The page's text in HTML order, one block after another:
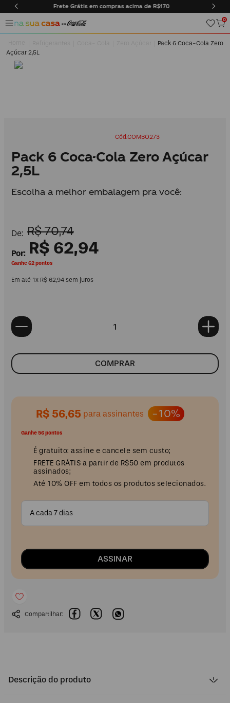
acima de R$170 Entregas somente na cidade do Rio
0
Pack 6 Coca-Cola Zero
Açúcar 2,5L
COMBO273
Pack 6 Coca-Cola Zero Açúcar
2,5L
Escolha a melhor embalagem pra você:
R$ 70,74
R$ 62,94
Ganhe 62 pontos
Em até 1x R$ 62,94 sem juros
COMPRAR
R$ 56,65 para assinantes -10%
Ganhe 56 pontos
É gratuito: assine e cancele sem custo;
FRETE GRÁTIS a partir de R$50 em produtos
assinados;
Até 10% OFF em todos os produtos selecionados.
A cada 7 dias
ASSINAR
Descrição do produto